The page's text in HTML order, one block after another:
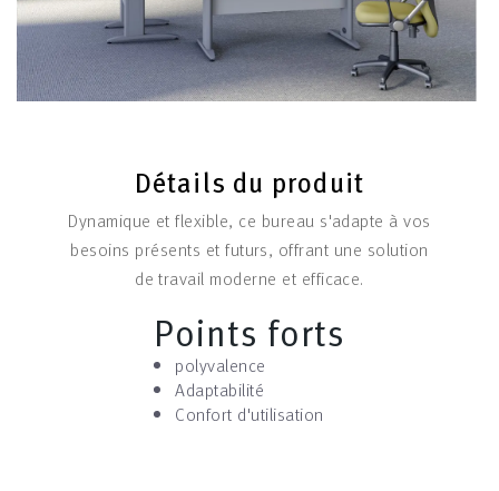
Détails du produit
Dynamique et flexible, ce bureau s'adapte à vos
besoins présents et futurs, offrant une solution
de travail moderne et efficace.
Points forts
polyvalence
Adaptabilité
Confort d'utilisation